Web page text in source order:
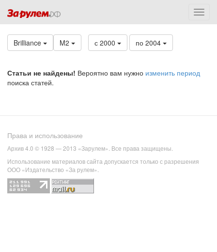
Brilliance M2 с 2000 по 2004
Статьи не найдены! Вероятно вам нужно изменить период
поиска статей.
Права и использование
Архив 4.0 © 1928 — 2013 «Зарулем». Все права защищены.
Использование материалов сайта допускается только с разрешения
ООО «Издательство «За рулем».